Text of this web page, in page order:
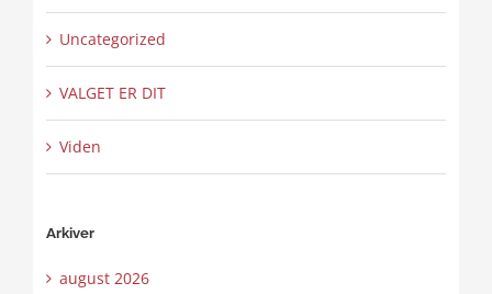
Uncategorized
VALGET ER DIT
Viden
Arkiver
august 2026